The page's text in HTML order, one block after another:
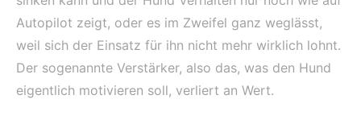
Autopilot zeigt, oder es im Zweifel ganz weglässt,
weil sich der Einsatz für ihn nicht mehr wirklich lohnt.
Der sogenannte Verstärker, also das, was den Hund
eigentlich motivieren soll, verliert an Wert.